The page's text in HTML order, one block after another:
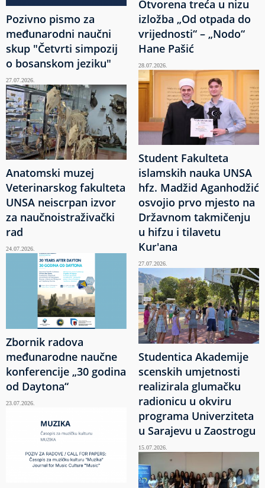
Pozivno pismo za
međunarodni naučni
skup "Četvrti simpozij
o bosanskom jeziku"
27.07.2026.
Anatomski muzej
Veterinarskog fakulteta
UNSA neiscrpan izvor
za naučnoistraživački
rad
24.07.2026.
Zbornik radova
međunarodne naučne
konferencije „30 godina
od Daytona“
23.07.2026.
Otvorena treća u nizu
izložba „Od otpada do
vrijednosti“ – „Nodo“
Hane Pašić
28.07.2026.
Student Fakulteta
islamskih nauka UNSA
hfz. Madžid Aganhodžić
osvojio prvo mjesto na
Državnom takmičenju
u hifzu i tilavetu
Kur'ana
27.07.2026.
Studentica Akademije
scenskih umjetnosti
realizirala glumačku
radionicu u okviru
programa Univerziteta
u Sarajevu u Zaostrogu
15.07.2026.